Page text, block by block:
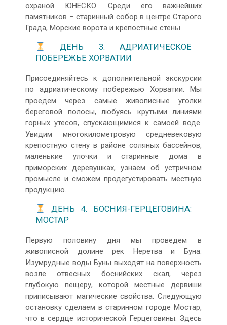
охраной ЮНЕСКО. Среди его важнейших
памятников – старинный собор в центре Старого
Града, Морские ворота и крепостные стены.
ДЕНЬ 3. АДРИАТИЧЕСКОЕ
ПОБЕРЕЖЬЕ ХОРВАТИИ
Присоединяйтесь к дополнительной экскурсии
по адриатическому побережью Хорватии. Мы
проедем через самые живописные уголки
береговой полосы, любуясь крутыми линиями
горных утесов, спускающимися к самоей воде.
Увидим многокилометровую средневековую
крепостную стену в районе соляных бассейнов,
маленькие улочки и старинные дома в
приморских деревушках, узнаем об устричном
промысле и сможем продегустировать местную
продукцию.
ДЕНЬ 4. БОСНИЯ-ГЕРЦЕГОВИНА:
МОСТАР
Первую половину дня мы проведем в
живописной долине рек Неретва и Буна.
Изумрудные воды Буны выходят на поверхность
возле отвесных боснийских скал, через
глубокую пещеру, которой местные дервиши
приписывают магические свойства. Следующую
остановку сделаем в старинном городе Мостар,
что в сердце исторической Герцеговины. Здесь